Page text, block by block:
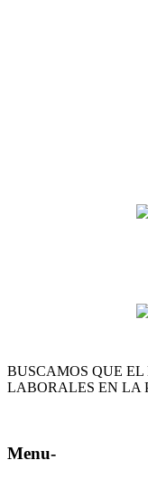
BUSCAMOS QUE
LABORALES EN LA
Menu-